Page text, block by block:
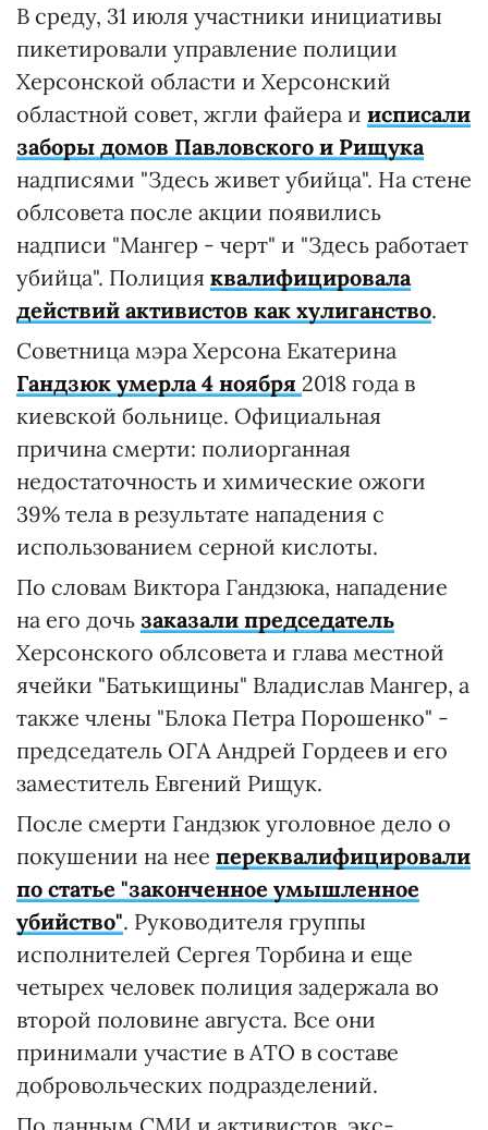
В среду, 31 июля участники инициативы
пикетировали управление полиции
Херсонской области и Херсонский
областной совет, жгли файера и исписали
заборы домов Павловского и Рищука
надписями "Здесь живет убийца". На стене
облсовета после акции появились
надписи "Мангер - черт" и "Здесь работает
убийца". Полиция квалифицировала
действий активистов как хулиганство.
Советница мэра Херсона Екатерина
Гандзюк умерла 4 ноября 2018 года в
киевской больнице. Официальная
причина смерти: полиорганная
недостаточность и химические ожоги
39% тела в результате нападения с
использованием серной кислоты.
По словам Виктора Гандзюка, нападение
на его дочь заказали председатель
Херсонского облсовета и глава местной
ячейки "Батькищины" Владислав Мангер, а
также члены "Блока Петра Порошенко" -
председатель ОГА Андрей Гордеев и его
заместитель Евгений Рищук.
После смерти Гандзюк уголовное дело о
покушении на нее переквалифицировали
по статье "законченное умышленное
убийство". Руководителя группы
исполнителей Сергея Торбина и еще
четырех человек полиция задержала во
второй половине августа. Все они
принимали участие в АТО в составе
добровольческих подразделений.